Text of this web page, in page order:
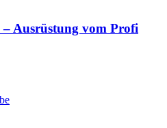
Ausrüstung vom Profi